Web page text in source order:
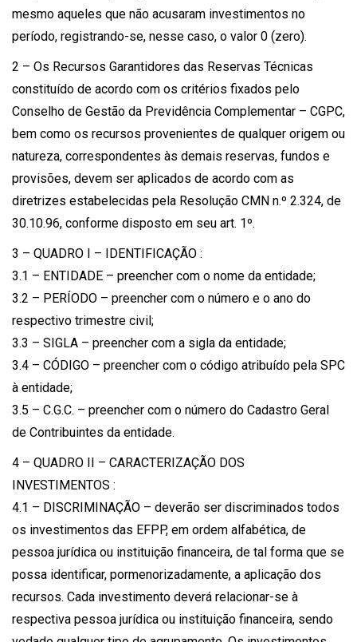
mesmo aqueles que não acusaram investimentos no
período, registrando-se, nesse caso, o valor 0 (zero).
2 – Os Recursos Garantidores das Reservas Técnicas
constituído de acordo com os critérios fixados pelo
Conselho de Gestão da Previdência Complementar – CGPC,
bem como os recursos provenientes de qualquer origem ou
natureza, correspondentes às demais reservas, fundos e
provisões, devem ser aplicados de acordo com as
diretrizes estabelecidas pela Resolução CMN n.º 2.324, de
30.10.96, conforme disposto em seu art. 1º.
3 – QUADRO I – IDENTIFICAÇÃO :
3.1 – ENTIDADE – preencher com o nome da entidade;
3.2 – PERÍODO – preencher com o número e o ano do
respectivo trimestre civil;
3.3 – SIGLA – preencher com a sigla da entidade;
3.4 – CÓDIGO – preencher com o código atribuído pela SPC
à entidade;
3.5 – C.G.C. – preencher com o número do Cadastro Geral
de Contribuintes da entidade.
4 – QUADRO II – CARACTERIZAÇÃO DOS
INVESTIMENTOS :
4.1 – DISCRIMINAÇÃO – deverão ser discriminados todos
os investimentos das EFPP, em ordem alfabética, de
pessoa jurídica ou instituição financeira, de tal forma que se
possa identificar, pormenorizadamente, a aplicação dos
recursos. Cada investimento deverá relacionar-se à
respectiva pessoa jurídica ou instituição financeira, sendo